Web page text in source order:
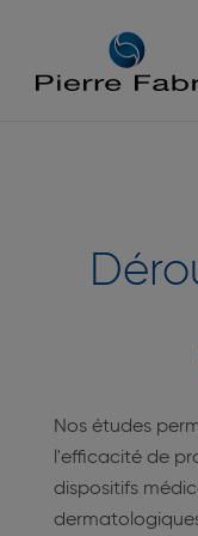
navigation
content
Nos études
l'efficacité de
dispositifs